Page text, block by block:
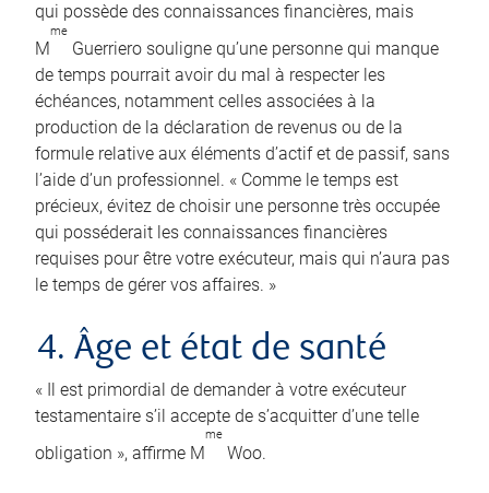
qui possède des connaissances financières, mais
M
me
Guerriero souligne qu’une personne qui manque
de temps pourrait avoir du mal à respecter les
échéances, notamment celles associées à la
production de la déclaration de revenus ou de la
formule relative aux éléments d’actif et de passif, sans
l’aide d’un professionnel. « Comme le temps est
précieux, évitez de choisir une personne très occupée
qui posséderait les connaissances financières
requises pour être votre exécuteur, mais qui n’aura pas
le temps de gérer vos affaires. »
4. Âge et état de santé
« Il est primordial de demander à votre exécuteur
testamentaire s’il accepte de s’acquitter d’une telle
obligation », affirme M
me
Woo.